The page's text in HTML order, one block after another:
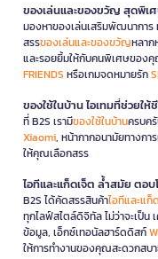
ของเล่นและของขวัญ สุดพิเ
มองหาของเล่นเสริมพัฒนากา
สรรของเล่นและของขวัญหลาก
และรอยยิ้มให้กับคนพิเศษของคุ
FRIENDS หรือเกมจดหมายรัก
ของใช้ในบ้าน ไอเทมที่ช่วยใ
ที่ B2S เรามีของใช้ในบ้านครบค
Xiaomi, หน้ากากอนามัยทางกา
ให้คุณเลือกสรร
ไอทีและแก็ดเจ็ต ล้ำสมัย ตอ
B2S ได้คัดสรรสินค้าไอทีและแก็
ทุกไลฟ์สไตล์ดิจิทัล ไม่ว่าจะเป็น
ข้อมูล, เอ็กซ์เทอนัลฮาร์ดดิสก์
ให้การทำงานของคุณสะดวกสบ